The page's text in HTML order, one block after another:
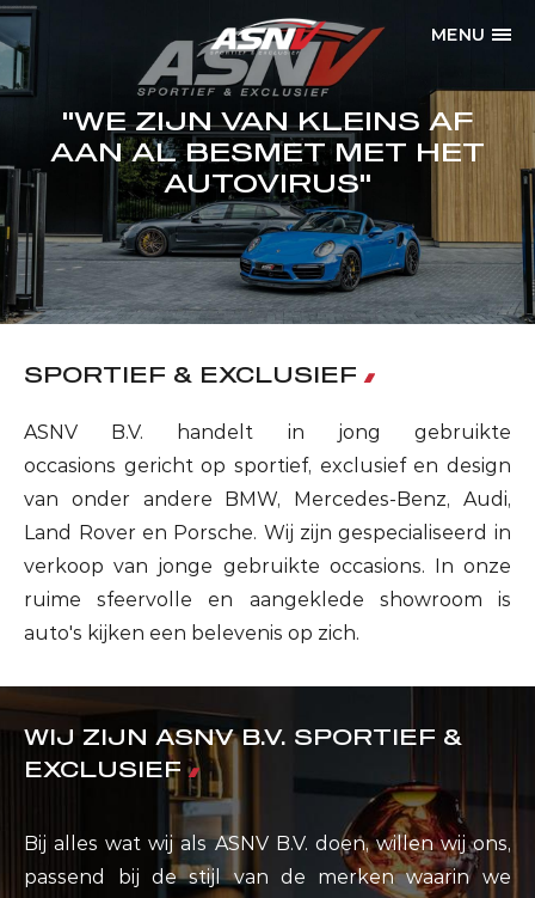
MENU
''WE ZIJN VAN KLEINS AF
AAN AL BESMET MET HET
AUTOVIRUS''
SPORTIEF & EXCLUSIEF
ASNV B.V. handelt in jong gebruikte
occasions gericht op sportief, exclusief en design
van onder andere BMW, Mercedes-Benz, Audi,
Land Rover en Porsche. Wij zijn gespecialiseerd in
verkoop van jonge gebruikte occasions. In onze
ruime sfeervolle en aangeklede showroom is
auto's kijken een belevenis op zich.
WIJ ZIJN ASNV B.V. SPORTIEF &
EXCLUSIEF
Bij alles wat wij als ASNV B.V. doen, willen wij ons,
passend bij de stijl van de merken waarin we